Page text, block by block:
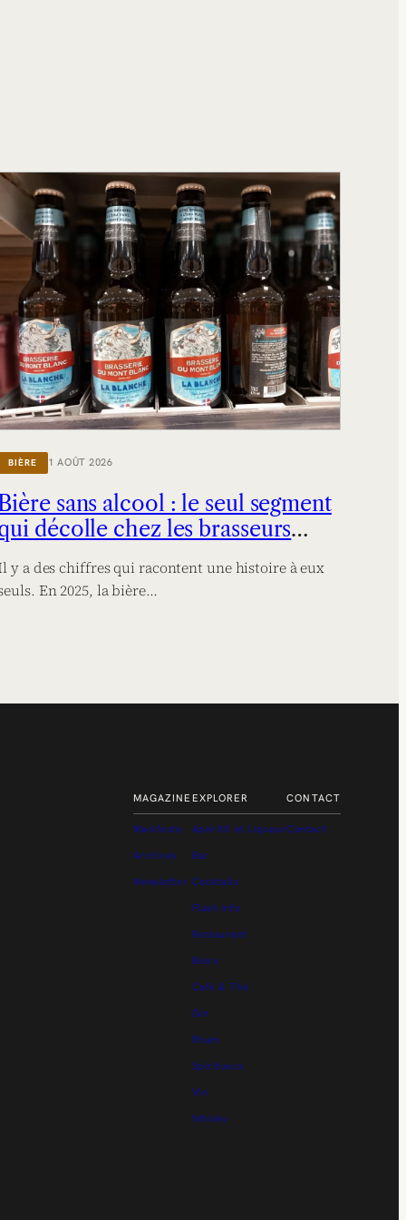
BIÈRE 1 AOÛT 2026
sans alcool : le seul segment
décolle chez les brasseurs
y a des chiffres qui racontent une histoire à eux
En 2025, la bière…
MAGAZINE
Manifeste
Archives
Newsletter
EXPLORER
Apéritif et Liqueur
Bar
Cocktails
Flash Info
Restaurant
Bière
Café & Thé
Gin
Rhum
Spiritueux
Vin
Whisky
CONTACT
Contact